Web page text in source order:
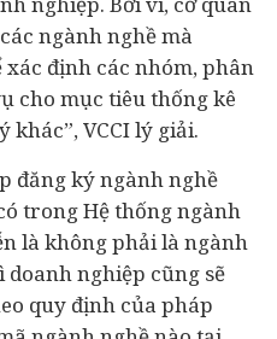
ngành nghề mà
định các nhóm, phân
cho mục tiêu thống kê
khác”, VCCI lý giải.
đăng ký ngành nghề
trong Hệ thống ngành
là không phải là ngành
nghiệp cũng sẽ
quy định của pháp